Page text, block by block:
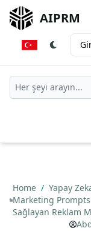
AIPRM
Home / Yapay
Marketing Prompts
Sağlayan Reklam